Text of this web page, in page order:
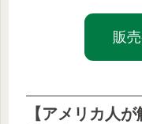
販
【アメリカ人